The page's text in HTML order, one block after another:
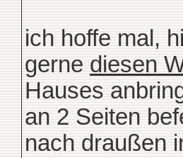
ich hoffe mal,
gerne diesen
Hauses
an 2 Seiten
nach draußen